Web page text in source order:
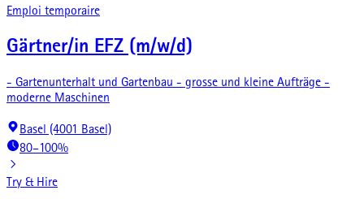
Emploi temporaire
Gärtner/in EFZ (m/w/d)
- Gartenunterhalt und Gartenbau - grosse und kleine Aufträge -
moderne Maschinen
Basel (4001 Basel)
80–100%
Try & Hire